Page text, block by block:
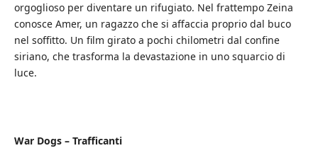
orgoglioso per diventare un rifugiato. Nel frattempo Zeina
conosce Amer, un ragazzo che si affaccia proprio dal buco
nel soffitto. Un film girato a pochi chilometri dal confine
siriano, che trasforma la devastazione in uno squarcio di
luce.
War Dogs – Trafficanti